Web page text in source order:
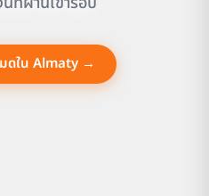
ดใน Almaty →